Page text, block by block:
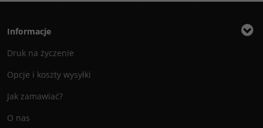
Informacje
Druk na życzenie
Opcje i koszty wysyłki
Jak zamawiać?
O nas